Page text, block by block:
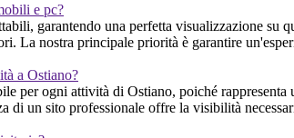
e pc?
garantendo una perfetta visualizzazione su
La nostra principale priorità è garantire
a Ostiano?
per ogni attività di Ostiano, poiché
di un sito professionale offre la visibilità